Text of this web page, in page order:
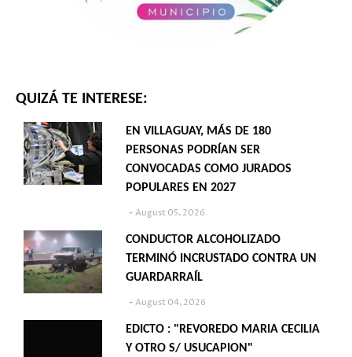
QUIZÁ TE INTERESE:
EN VILLAGUAY, MÁS DE 180
PERSONAS PODRÍAN SER
CONVOCADAS COMO JURADOS
POPULARES EN 2027
August 05, 2026
CONDUCTOR ALCOHOLIZADO
TERMINÓ INCRUSTADO CONTRA UN
GUARDARRAÍL
August 04, 2026
EDICTO : "REVOREDO MARIA CECILIA
Y OTRO S/ USUCAPION"